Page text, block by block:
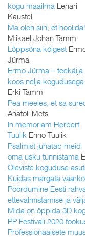
kogu maailma Lehari
Kaustel
Ma olen siin, et hoolida!
Miikael Johan Tamm
Lõppsõna kõigest
Jürma
Ermo Jürma – teekäija
koos nelja kogudusega
Erki Tamm
Pea meeles, et sa
Anatoli Mets
In memoriam Herbert
Tuulik Enno Tuulik
Psalmist juhatab meid
oma usku tunnistama
Oleviste koguduse
Kuidas märgata
Pöördumine Eesti
ettevalmistamise ja
Mida on õppida 3D
PP Festivali 2020
Professionaalsete